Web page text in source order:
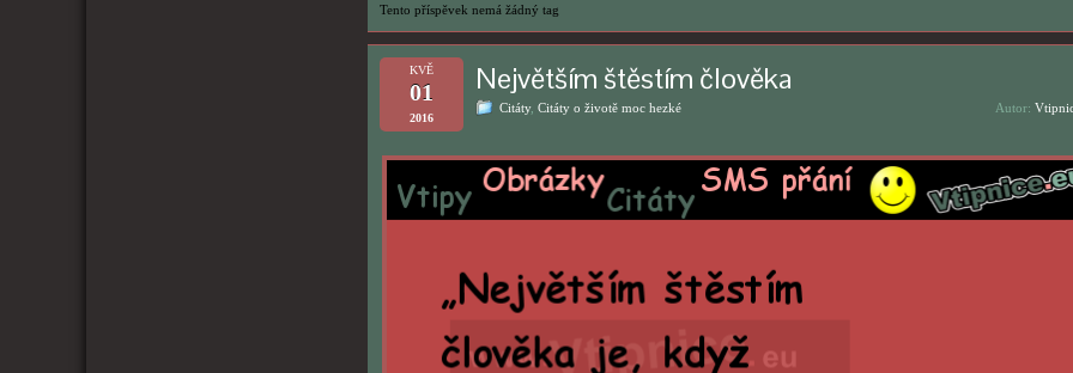
Tento příspěvek nemá žádný tag
KVĚ
01
2016
Největším štěstím člověka
Citáty, Citáty o životě moc hezké Autor: